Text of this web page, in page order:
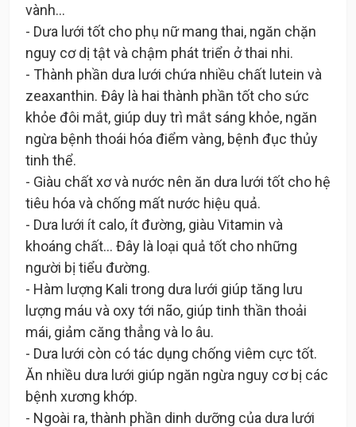
vành…
- Dưa lưới tốt cho phụ nữ mang thai, ngăn chặn
nguy cơ dị tật và chậm phát triển ở thai nhi.
- Thành phần dưa lưới chứa nhiều chất lutein và
zeaxanthin. Đây là hai thành phần tốt cho sức
khỏe đôi mắt, giúp duy trì mắt sáng khỏe, ngăn
ngừa bệnh thoái hóa điểm vàng, bệnh đục thủy
tinh thể.
- Giàu chất xơ và nước nên ăn dưa lưới tốt cho hệ
tiêu hóa và chống mất nước hiệu quả.
- Dưa lưới ít calo, ít đường, giàu Vitamin và
khoáng chất… Đây là loại quả tốt cho những
người bị tiểu đường.
- Hàm lượng Kali trong dưa lưới giúp tăng lưu
lượng máu và oxy tới não, giúp tinh thần thoải
mái, giảm căng thẳng và lo âu.
- Dưa lưới còn có tác dụng chống viêm cực tốt.
Ăn nhiều dưa lưới giúp ngăn ngừa nguy cơ bị các
bệnh xương khớp.
- Ngoài ra, thành phần dinh dưỡng của dưa lưới